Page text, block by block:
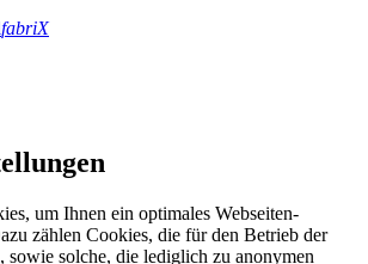
fabriX
um Ihnen ein optimales Webseiten-
zählen Cookies, die für den Betrieb der
sowie solche, die lediglich zu anonymen